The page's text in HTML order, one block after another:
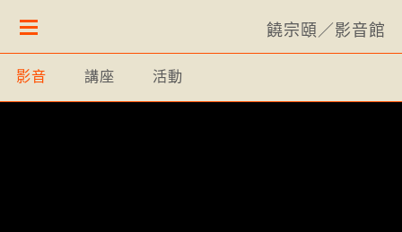
饒宗頤／影音館
影音 講座 活動